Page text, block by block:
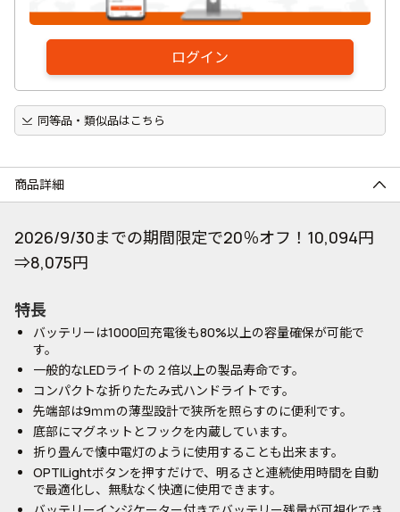
ログイン
同等品・類似品はこちら
商品詳細
2026/9/30までの期間限定で20％オフ！10,094円
⇒8,075円
特長
バッテリーは1000回充電後も80%以上の容量確保が可能で
す。
一般的なLEDライトの２倍以上の製品寿命です。
コンパクトな折りたたみ式ハンドライトです。
先端部は9ｍｍの薄型設計で狭所を照らすのに便利です。
底部にマグネットとフックを内蔵しています。
折り畳んで懐中電灯のように使用することも出来ます。
OPTILightボタンを押すだけで、明るさと連続使用時間を自動
で最適化し、無駄なく快適に使用できます。